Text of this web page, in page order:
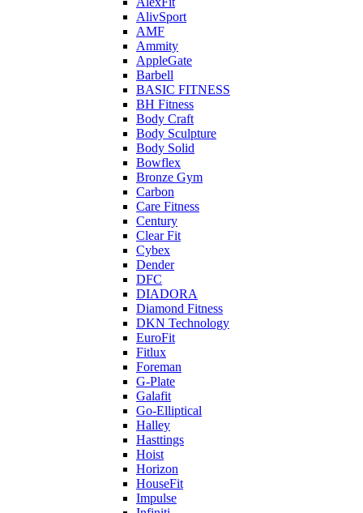
AlivSport
AMF
Ammity
AppleGate
Barbell
BASIC FITNESS
BH Fitness
Body Craft
Body Sculpture
Body Solid
Bowflex
Bronze Gym
Carbon
Care Fitness
Century
Clear Fit
Cybex
Dender
DFC
DIADORA
Diamond Fitness
DKN Technology
EuroFit
Fitlux
Foreman
G-Plate
Galafit
Go-Elliptical
Halley
Hasttings
Hoist
Horizon
HouseFit
Impulse